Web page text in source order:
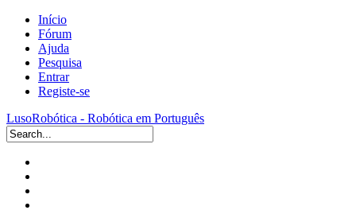
Início
Fórum
Ajuda
Pesquisa
Entrar
Registe-se
LusoRobótica - Robótica em Português